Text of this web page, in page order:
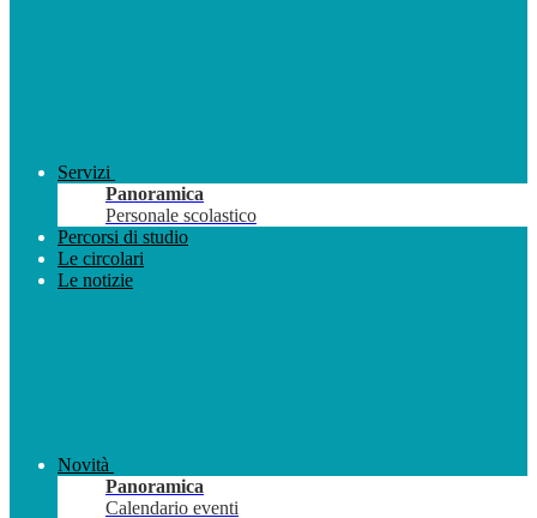
Servizi
Panoramica
Personale scolastico
Percorsi di studio
Le circolari
Le notizie
Novità
Panoramica
Calendario eventi